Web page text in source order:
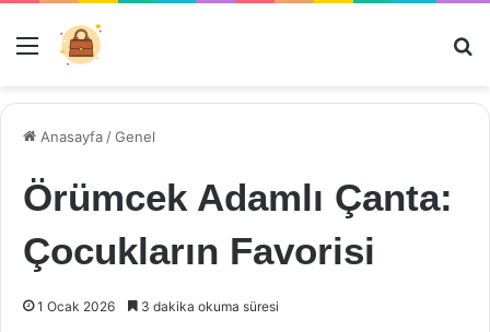
Menü
Anasayfa /Genel
Örümcek Adamlı Çanta:
Çocukların Favorisi
1 Ocak 2026 3 dakika okuma süresi